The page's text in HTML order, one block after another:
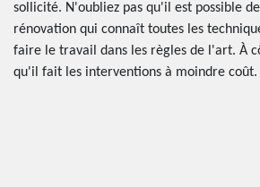
sollicité. N'oubliez pas qu'il est possible
rénovation qui connaît toutes les
faire le travail dans les règles de l'art. À
qu'il fait les interventions à moindre coût.